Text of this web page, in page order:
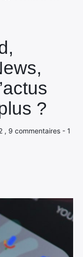
?
, 9 commentaires - 1